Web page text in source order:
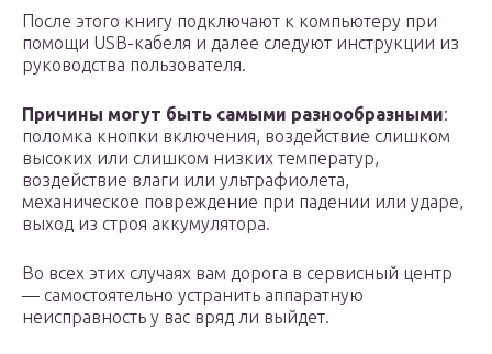
После этого книгу подключают к компьютеру при
помощи USB-кабеля и далее следуют инструкции из
руководства пользователя.
Причины могут быть самыми разнообразными:
поломка кнопки включения, воздействие слишком
высоких или слишком низких температур,
воздействие влаги или ультрафиолета,
механическое повреждение при падении или ударе,
выход из строя аккумулятора.
Во всех этих случаях вам дорога в сервисный центр
— самостоятельно устранить аппаратную
неисправность у вас вряд ли выйдет.